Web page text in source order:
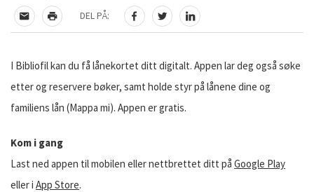
TIPS EN VENN
SKRIV UT
DEL PÅ:
DEL PÅ FACEBOOK
DEL PÅ TWITTER
DEL PÅ LINKEDIN
I Bibliofil kan du få lånekortet ditt digitalt. Appen lar deg også søke
etter og reservere bøker, samt holde styr på lånene dine og
familiens lån (Mappa mi). Appen er gratis.
Kom i gang
Last ned appen til mobilen eller nettbrettet ditt på Google Play
eller i App Store.